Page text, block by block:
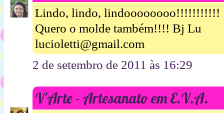
Lindo, lindo, lindoooooooo!!!!!!!!!!!
Quero o molde também!!!! Bj Lu
lucioletti@gmail.com
2 de setembro de 2011 às 16:29
V'Arte - Artesanato em E.V.A.